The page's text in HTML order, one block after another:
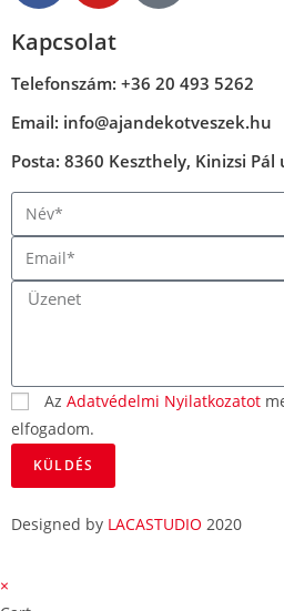
Kapcsolat
Telefonszám: +36 20 493 5262
Email: info@ajandekotveszek.hu
Posta: 8360 Keszthely, Kinizsi Pál
Az Adatvédelmi Nyilatkozatot
elfogadom.
KÜLDÉS
Designed by LACASTUDIO 2020
×